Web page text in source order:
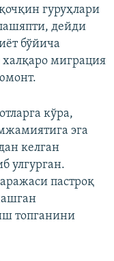
гуруҳлари
дейди
бўйича
миграция
кўра,
эга
келган
улгурган.
пастроқ
топганини